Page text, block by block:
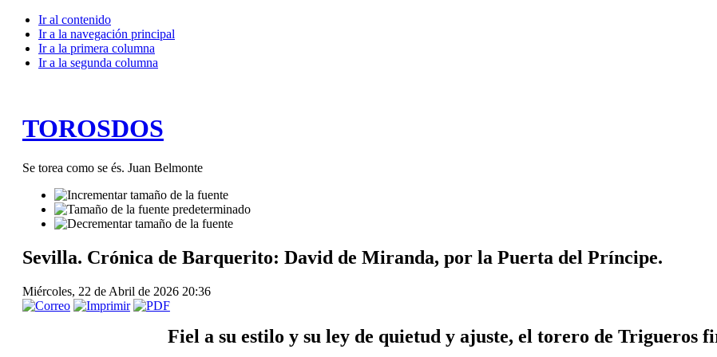
Ir al contenido
Ir a la navegación principal
Ir a la primera columna
Ir a la segunda columna
TOROSDOS
Se torea como se és. Juan Belmonte
Sevilla. Crónica de Barquerito: David de Miranda, por la Puerta del Príncipe.
Miércoles, 22 de Abril de 2026 20:36
Fiel a su estilo y su ley de quietud y ajuste, el torero de Trigueros